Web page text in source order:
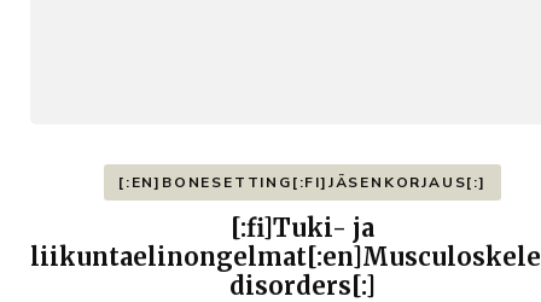
[:EN]BONESETTING[:FI]JÄSENKORJAUS[:]
[:fi]Tuki- ja
disorders[:]